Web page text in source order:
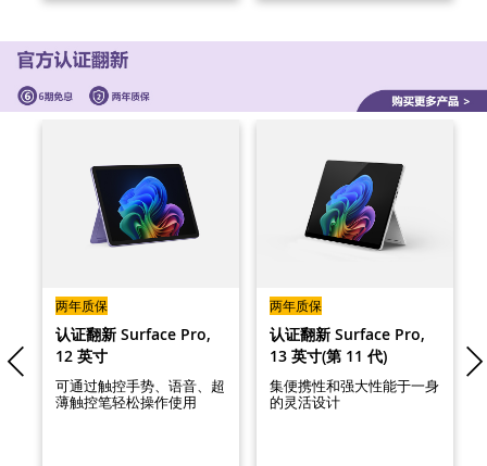
两年质保
认证翻新 Surface Pro,
12 英寸
可通过触控手势、语音、超
薄触控笔轻松操作使用
两年质保
认证翻新 Surface Pro,
13 英寸(第 11 代)
集便携性和强大性能于一身
的灵活设计